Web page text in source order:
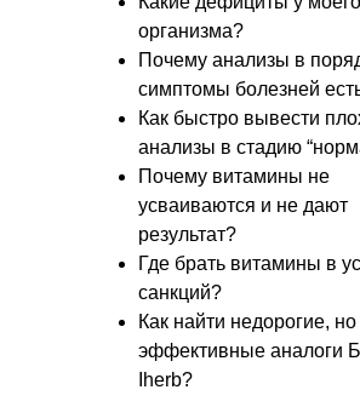
организма?
Почему анализы в
симптомы болезней
Как быстро вывести
анализы в стадию
Почему витамины не
усваиваются и не дают
результат?
Где брать витамины в
санкций?
Как найти недорогие, но
эффективные аналоги
Iherb?